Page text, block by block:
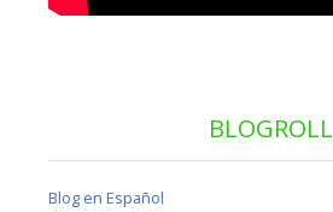
BLOGROLL
Blog en Español